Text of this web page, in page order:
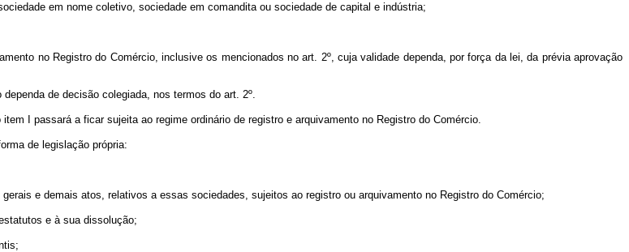
em nome coletivo, sociedade em comandita ou sociedade de capital e indústria;
no Registro do Comércio, inclusive os mencionados no art. 2º, cuja validade dependa, por força da lei, da prévia aprovação
de decisão colegiada, nos termos do art. 2º.
I passará a ficar sujeita ao regime ordinário de registro e arquivamento no Registro do Comércio.
de legislação própria:
e demais atos, relativos a essas sociedades, sujeitos ao registro ou arquivamento no Registro do Comércio;
e à sua dissolução;